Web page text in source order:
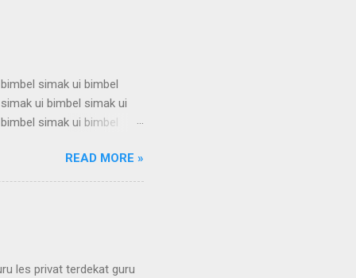
bandung les privat
simak ui bimbel
ui bimbel simak ui
simak ui bimbel
simak ui bimbel
ui bimbel simak ui
simak ui bimbel
u...
READ MORE »
les privat terdekat guru